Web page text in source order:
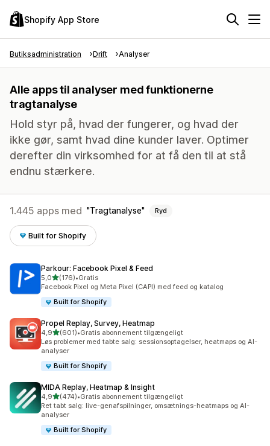
Shopify App Store
Butiksadministration Drift Analyser
Alle apps til analyser med funktionerne
tragtanalyse
Hold styr på, hvad der fungerer, og hvad der
ikke gør, samt hvad dine kunder laver. Optimer
derefter din virksomhed for at få den til at stå
endnu stærkere.
1.445 apps med Tragtanalyse Ryd
Built for Shopify
Parkour: Facebook Pixel & Feed
5,0ud af 5 stjerner
(176)
176 anmeldelser i alt
•Gratis
Facebook Pixel og Meta Pixel (CAPI) med feed og katalog
Built for Shopify
Propel Replay, Survey, Heatmap
4,9ud af 5 stjerner
(601)
601 anmeldelser i alt
•Gratis abonnement tilgængeligt
Løs problemer med tabte salg: sessionsoptagelser, heatmaps og AI-
analyser
Built for Shopify
MIDA Replay, Heatmap & Insight
4,9ud af 5 stjerner
(474)
474 anmeldelser i alt
•Gratis abonnement tilgængeligt
Ret tabt salg: live-genafspilninger, omsætnings-heatmaps og AI-
analyser
Built for Shopify